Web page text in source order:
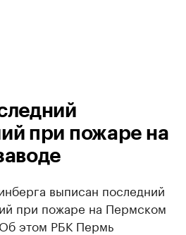
при пожаре на
выписан последний
при пожаре на Пермском
этом РБК Пермь